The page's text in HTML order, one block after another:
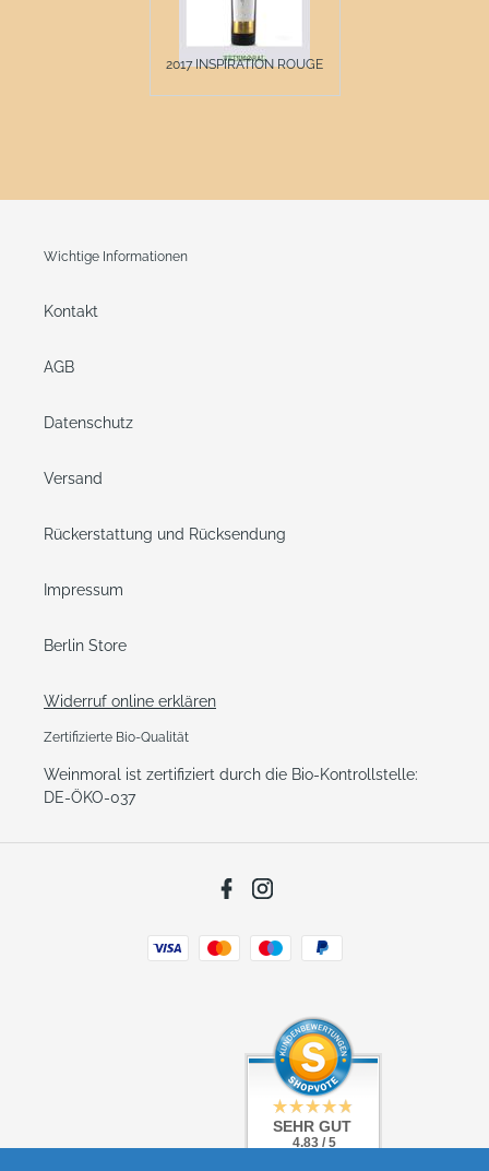
2017 INSPIRATION ROUGE
Wichtige Informationen
Kontakt
AGB
Datenschutz
Versand
Rückerstattung und Rücksendung
Impressum
Berlin Store
Widerruf online erklären
Zertifizierte Bio-Qualität
Weinmoral ist zertifiziert durch die Bio-Kontrollstelle:
DE-ÖKO-037
Facebook
Zahlungsarten
SEHR GUT
4.83 / 5
SEHR GUT
4.83 / 5